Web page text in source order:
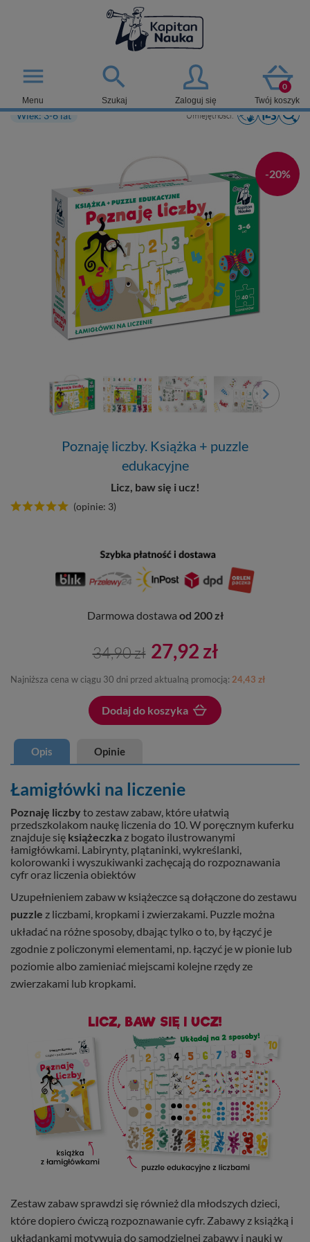

Szukaj Zaloguj się
0
Twój koszyk
menu
Menu
Wiek: 3-6 lat Umiejętności:
-20%
Poznaję liczby. Książka + puzzle
edukacyjne
Licz, baw się i ucz!
(opinie: 3)
Darmowa dostawa od 200 zł
34,90 zł 27,92 zł
Najniższa cena w ciągu 30 dni przed aktualną promocją: 24,43 zł
Dodaj do koszyka
Opis Opinie
Łamigłówki na liczenie
Poznaję liczby to zestaw zabaw, które ułatwią
przedszkolakom naukę liczenia do 10. W poręcznym kuferku
znajduje się książeczka z bogato ilustrowanymi
łamigłówkami. Labirynty, plątaninki, wykreślanki,
kolorowanki i wyszukiwanki zachęcają do rozpoznawania
cyfr oraz liczenia obiektów
Uzupełnieniem zabaw w książeczce są dołączone do zestawu
puzzle z liczbami, kropkami i zwierzakami. Puzzle można
układać na różne sposoby, dbając tylko o to, by łączyć je
zgodnie z policzonymi elementami, np. łączyć je w pionie lub
poziomie albo zamieniać miejscami kolejne rzędy ze
zwierzakami lub kropkami.
Zestaw zabaw sprawdzi się również dla młodszych dzieci,
które dopiero ćwiczą rozpoznawanie cyfr. Zabawy z książką i
układankami motywują do samodzielnej zabawy i nauki w